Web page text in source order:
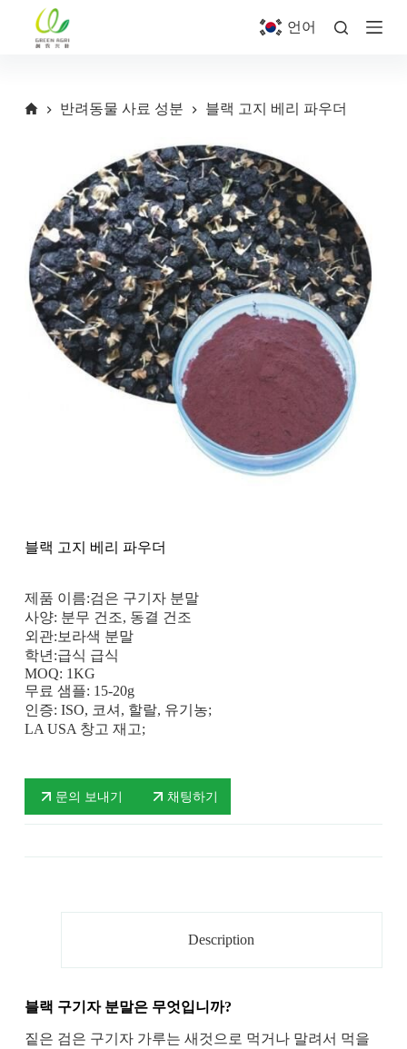
언어
반려동물 사료 성분 블랙 고지 베리 파우더
블랙 고지 베리 파우더
제품 이름:검은 구기자 분말
사양: 분무 건조, 동결 건조
외관:보라색 분말
학년:급식 급식
MOQ: 1KG
무료 샘플: 15-20g
인증: ISO, 코셔, 할랄, 유기농;
LA USA 창고 재고;
문의 보내기 채팅하기
Description
블랙 구기자 분말은 무엇입니까?
짙은 검은 구기자 가루는 새것으로 먹거나 말려서 먹을